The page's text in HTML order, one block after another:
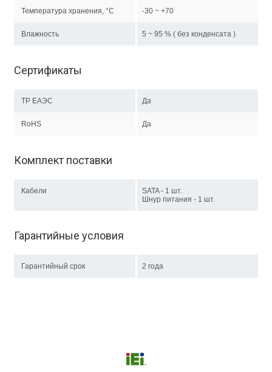
Температура хранения, °C -30 ~ +70
Влажность 5 ~ 95 % ( без конденсата )
Сертификаты
ТР EAЭC Да
RoHS Да
Комплект поставки
Кабели
SATA - 1 шт.
Шнур питания - 1 шт.
Гарантийные условия
Гарантийный срок 2 года